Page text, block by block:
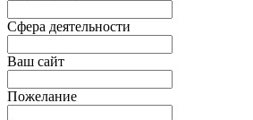
Сфера деятельности
Ваш сайт
Пожелание